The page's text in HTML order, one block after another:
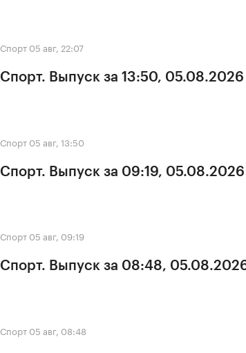
Спорт 05 авг, 22:07
Спорт. Выпуск за 13:50, 05.08.2026
Спорт 05 авг, 13:50
Спорт. Выпуск за 09:19, 05.08.2026
Спорт 05 авг, 09:19
Спорт. Выпуск за 08:48,
Спорт 05 авг, 08:48